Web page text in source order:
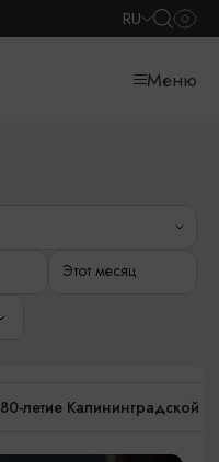
RU
Меню
Этот месяц
80-летие Калининградской